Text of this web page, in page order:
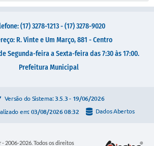
(17) 3278-1213 - (17) 3278-9020
R. Vinte e Um Março, 881 - Centro
Segunda-feira a Sexta-feira das 7:30 às 17:00.
Prefeitura Municipal
Versão do Sistema: 3.5.3 - 19/06/2026
em: 03/08/2026 08:32 Dados Abertos
2006-2026. Todos os direitos